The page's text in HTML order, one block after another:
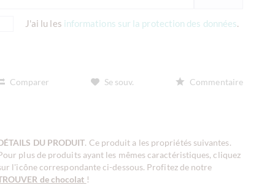
J'ai lu les informations sur la protection des données.
Comparer Se souv. Commentaire
DU PRODUIT. Ce produit a les propriétés suivantes.
plus de produits ayant les mêmes caractéristiques, cliquez
l'icône correspondante ci-dessous. Profitez de notre
de chocolat !